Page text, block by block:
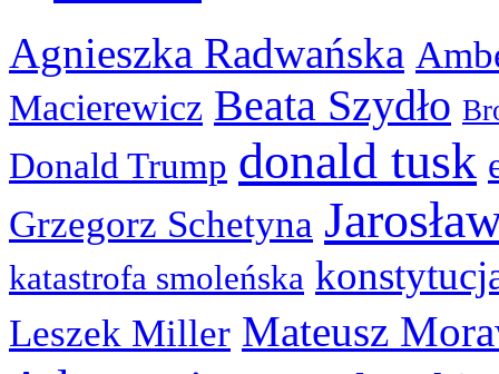
Agnieszka Radwańska
Macierewicz Beata Szydło
Donald Trump donald tusk
Grzegorz Schetyna
katastrofa smoleńska
Leszek Miller Mateusz